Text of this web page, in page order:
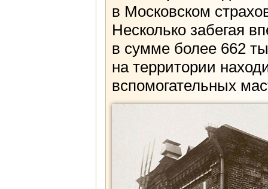
в Московском
Несколько забегая
в сумме более 662
на территории
вспомогательных